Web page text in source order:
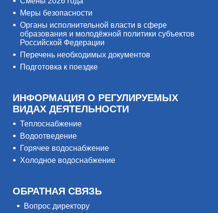
Меры безопасности
Органы исполнительной власти в сфере
образования и молодёжной политики субъектов
Российской Федерации
Перечень необходимых документов
Подготовка к поездке
ИНФОРМАЦИЯ О РЕГУЛИРУЕМЫХ
ВИДАХ ДЕЯТЕЛЬНОСТИ
Теплоснабжение
Водоотведение
Горячее водоснабжение
Холодное водоснабжение
ОБРАТНАЯ СВЯЗЬ
Вопрос директору